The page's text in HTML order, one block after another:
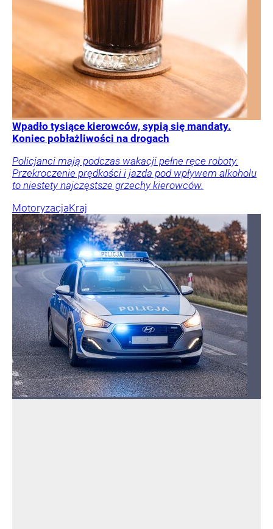
Wpadło tysiące kierowców, sypią się mandaty.
Koniec pobłażliwości na drogach
Policjanci mają podczas wakacji pełne ręce roboty.
Przekroczenie prędkości i jazda pod wpływem alkoholu
to niestety najczęstsze grzechy kierowców.
MotoryzacjaKraj